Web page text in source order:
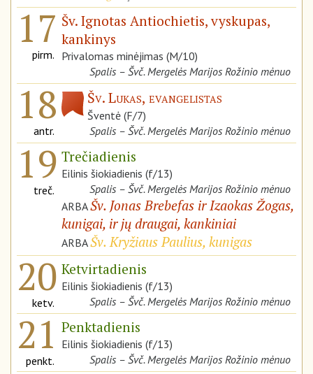
17
pirm.
Šv. Ignotas Antiochietis, vyskupas,
kankinys
Privalomas minėjimas (M/10)
Spalis – Švč. Mergelės Marijos Rožinio mėnuo
18
antr.
Šv. Lukas, evangelistas
Šventė (F/7)
Spalis – Švč. Mergelės Marijos Rožinio mėnuo
19
treč.
Trečiadienis
Eilinis šiokiadienis (f/13)
Spalis – Švč. Mergelės Marijos Rožinio mėnuo
ARBAŠv. Jonas Brebefas ir Izaokas Žogas,
kunigai, ir jų draugai, kankiniai
ARBAŠv. Kryžiaus Paulius, kunigas
20
ketv.
Ketvirtadienis
Eilinis šiokiadienis (f/13)
Spalis – Švč. Mergelės Marijos Rožinio mėnuo
21
penkt.
Penktadienis
Eilinis šiokiadienis (f/13)
Spalis – Švč. Mergelės Marijos Rožinio mėnuo